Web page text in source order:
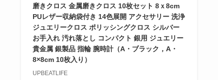
磨きクロス 金属磨きクロス 10枚セット 8ｘ8cm
PUレザー収納袋付き 14色展開 アクセサリー 洗浄
ジュエリークロス ポリッシングクロス シルバー
お手入れ 汚れ落とし コンパクト 銀用 ジュエリー
貴金属 銀製品 指輪 腕時計（A・ブラック，A・
8×8cm 10枚入り）
UPBEATLIFE